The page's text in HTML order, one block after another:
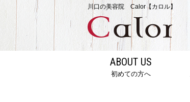
川口の美容院 Calor【カロル】
ABOUT US
初めての方へ